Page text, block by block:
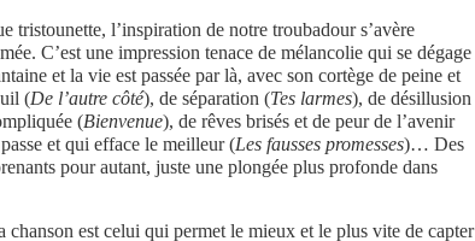
tristounette, l’inspiration de notre troubadour s’avère
C’est une impression tenace de mélancolie qui se dégage
et la vie est passée par là, avec son cortège de peine et
(De l’autre côté), de séparation (Tes larmes), de désillusion
(Bienvenue), de rêves brisés et de peur de l’avenir
et qui efface le meilleur (Les fausses promesses)… Des
pour autant, juste une plongée plus profonde dans
chanson est celui qui permet le mieux et le plus vite de capter